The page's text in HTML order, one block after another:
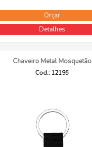
Orçar
Detalhes
Chaveiro Metal Mosquetão
Cod.: 12195